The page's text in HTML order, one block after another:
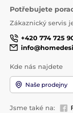
Potřebujete
Zákaznický servis
+420 774 725
Kde nás najdete
Naše prodejny
Jsme také na: